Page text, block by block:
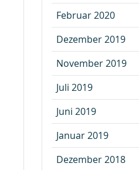
Februar 2020
Dezember 2019
November 2019
Juli 2019
Juni 2019
Januar 2019
Dezember 2018